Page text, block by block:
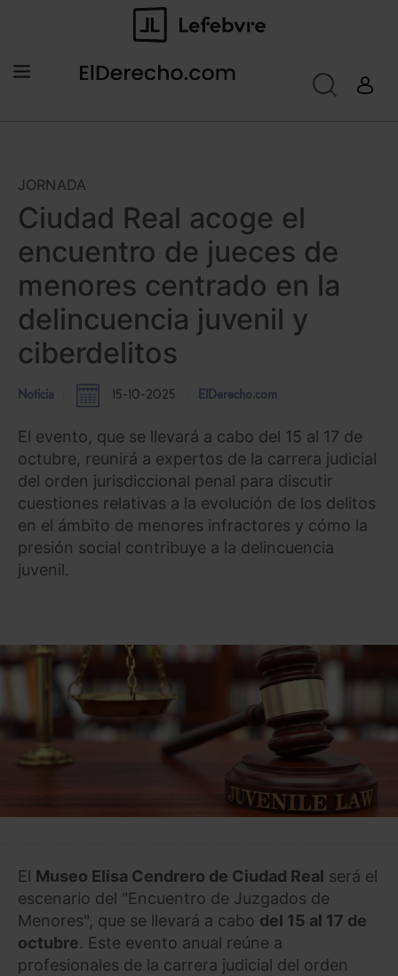
JORNADA
Ciudad Real acoge el
encuentro de jueces de
menores centrado en la
delincuencia juvenil y
ciberdelitos
Noticia 15-10-2025 ElDerecho.com
El evento, que se llevará a cabo del 15 al 17 de
octubre, reunirá a expertos de la carrera judicial
del orden jurisdiccional penal para discutir
cuestiones relativas a la evolución de los delitos
en el ámbito de menores infractores y cómo la
presión social contribuye a la delincuencia
juvenil.
El Museo Elisa Cendrero de Ciudad Real será el
escenario del "Encuentro de Juzgados de
Menores", que se llevará a cabo del 15 al 17 de
octubre. Este evento anual reúne a
profesionales de la carrera judicial del orden